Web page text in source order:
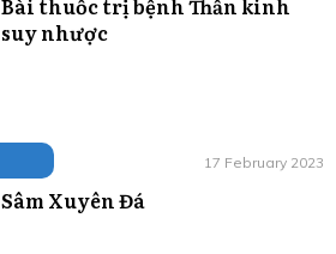
Bài thuốc trị bệnh Thần kinh
suy nhược
17 February 2023
Sâm Xuyên Đá